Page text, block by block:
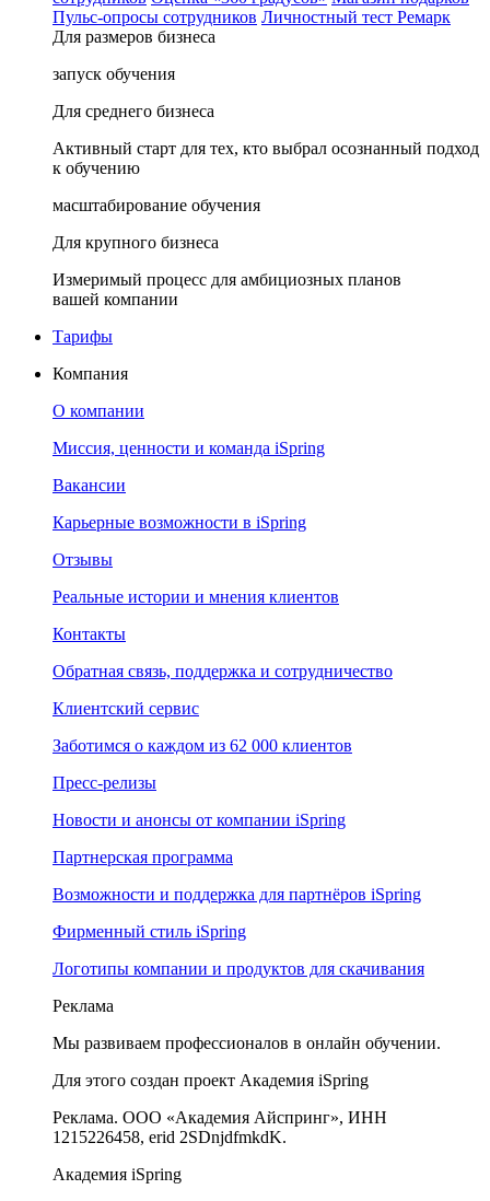
Пульс-опросы сотрудников Личностный тест Ремарк
Для размеров бизнеса
запуск обучения
Для среднего бизнеса
Активный старт для тех, кто выбрал осознанный подход
к обучению
масштабирование обучения
Для крупного бизнеса
Измеримый процесс для амбициозных планов
вашей компании
Тарифы
Компания
О компании
Миссия, ценности и команда iSpring
Вакансии
Карьерные возможности в iSpring
Отзывы
Реальные истории и мнения клиентов
Контакты
Обратная связь, поддержка и сотрудничество
Клиентский сервис
Заботимся о каждом из 62 000 клиентов
Пресс-релизы
Новости и анонсы от компании iSpring
Партнерская программа
Возможности и поддержка для партнёров iSpring
Фирменный стиль iSpring
Логотипы компании и продуктов для скачивания
Реклама
Мы развиваем профессионалов в онлайн обучении.
Для этого создан проект Академия iSpring
Реклама. ООО «Академия Айспринг», ИНН
1215226458, erid 2SDnjdfmkdK.
Академия iSpring